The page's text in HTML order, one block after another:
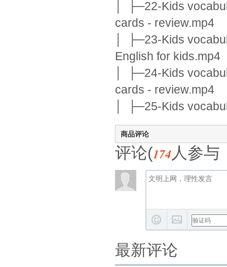
│ ├─22-Kids
cards - review.mp4
│ ├─23-Kids
English for kids.mp4
│ ├─24-Kids
cards - review.mp4
│ ├─25-Kids
商品评论
评论(174人参与
最新评论